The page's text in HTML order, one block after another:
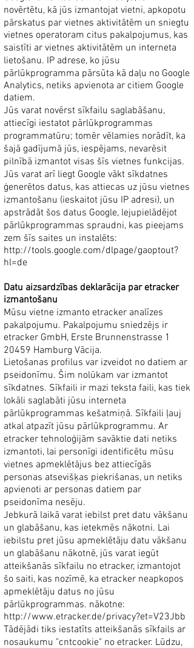
novērtētu, kā jūs izmantojat vietni, apkopotu
pārskatus par vietnes aktivitātēm un sniegtu
vietnes operatoram citus pakalpojumus, kas
saistīti ar vietnes aktivitātēm un interneta
lietošanu. IP adrese, ko jūsu
pārlūkprogramma pārsūta kā daļu no Google
Analytics, netiks apvienota ar citiem Google
datiem.
Jūs varat novērst sīkfailu saglabāšanu,
attiecīgi iestatot pārlūkprogrammas
programmatūru; tomēr vēlamies norādīt, ka
šajā gadījumā jūs, iespējams, nevarēsit
pilnībā izmantot visas šīs vietnes funkcijas.
Jūs varat arī liegt Google vākt sīkdatnes
ģenerētos datus, kas attiecas uz jūsu vietnes
izmantošanu (ieskaitot jūsu IP adresi), un
apstrādāt šos datus Google, lejupielādējot
pārlūkprogrammas spraudni, kas pieejams
zem šīs saites un instalēts:
http://tools.google.com/dlpage/gaoptout?
hl=de
Datu aizsardzības deklarācija par etracker
izmantošanu
Mūsu vietne izmanto etracker analīzes
pakalpojumu. Pakalpojumu sniedzējs ir
etracker GmbH, Erste Brunnenstrasse 1
20459 Hamburg Vācija.
Lietošanas profilus var izveidot no datiem ar
pseidonīmu. Šim nolūkam var izmantot
sīkdatnes. Sīkfaili ir mazi teksta faili, kas tiek
lokāli saglabāti jūsu interneta
pārlūkprogrammas kešatmiņā. Sīkfaili ļauj
atkal atpazīt jūsu pārlūkprogrammu. Ar
etracker tehnoloģijām savāktie dati netiks
izmantoti, lai personīgi identificētu mūsu
vietnes apmeklētājus bez attiecīgās
personas atsevišķas piekrišanas, un netiks
apvienoti ar personas datiem par
pseidonīma nesēju.
Jebkurā laikā varat iebilst pret datu vākšanu
un glabāšanu, kas ietekmēs nākotni. Lai
iebilstu pret jūsu apmeklētāju datu vākšanu
un glabāšanu nākotnē, jūs varat iegūt
atteikšanās sīkfailu no etracker, izmantojot
šo saiti, kas nozīmē, ka etracker neapkopos
apmeklētāju datus no jūsu
pārlūkprogrammas. nākotne:
http://www.etracker.de/privacy?et=V23Jbb
Tādējādi tiks iestatīts atteikšanās sīkfails ar
nosaukumu "cntcookie" no etracker. Lūdzu,